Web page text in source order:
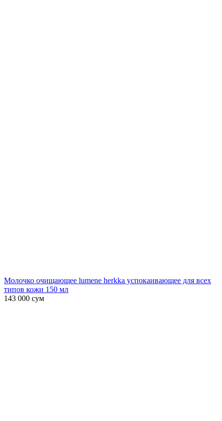
Молочко очищающее lumene herkka успокаивающее для всех
типов кожи 150 мл
143 000 сум